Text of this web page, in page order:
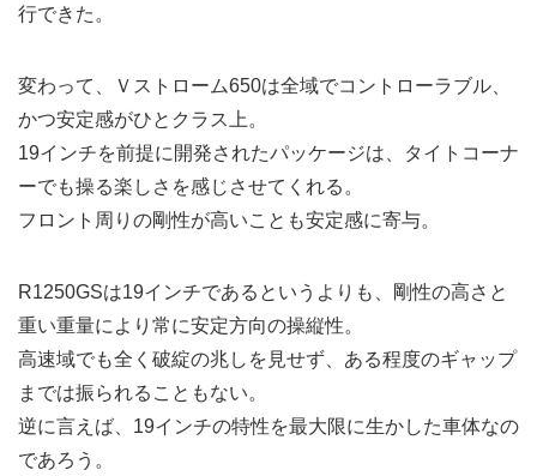
行できた。
変わって、Ｖストローム650は全域でコントローラブル、
かつ安定感がひとクラス上。
19インチを前提に開発されたパッケージは、タイトコーナ
ーでも操る楽しさを感じさせてくれる。
フロント周りの剛性が高いことも安定感に寄与。
R1250GSは19インチであるというよりも、剛性の高さと
重い重量により常に安定方向の操縦性。
高速域でも全く破綻の兆しを見せず、ある程度のギャップ
までは振られることもない。
逆に言えば、19インチの特性を最大限に生かした車体なの
であろう。